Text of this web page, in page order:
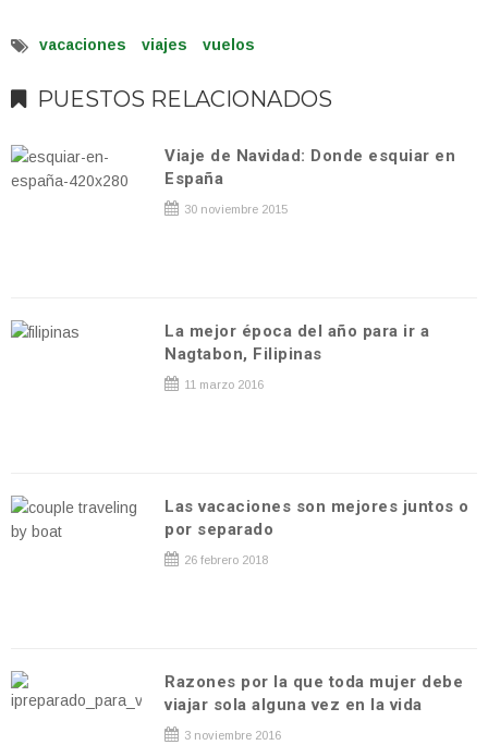
vacaciones viajes vuelos
PUESTOS RELACIONADOS
Viaje de Navidad: Donde esquiar en
España
30 noviembre 2015
La mejor época del año para ir a
Nagtabon, Filipinas
11 marzo 2016
Las vacaciones son mejores juntos o
por separado
26 febrero 2018
Razones por la que toda mujer debe
viajar sola alguna vez en la vida
3 noviembre 2016